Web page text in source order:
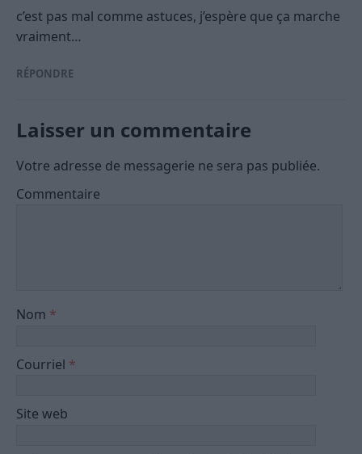
c’est pas mal comme astuces, j’espère que ça marche
vraiment…
RÉPONDRE
Laisser un commentaire
Votre adresse de messagerie ne sera pas publiée.
Commentaire
Nom *
Courriel *
Site web